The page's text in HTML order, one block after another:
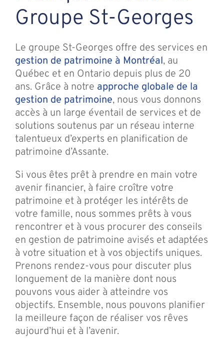
Groupe St-Georges
Le groupe St-Georges offre des services en
gestion de patrimoine à Montréal, au
Québec et en Ontario depuis plus de 20
ans. Grâce à notre approche globale de la
gestion de patrimoine, nous vous donnons
accès à un large éventail de services et de
solutions soutenus par un réseau interne
talentueux d’experts en planification de
patrimoine d’Assante.
Si vous êtes prêt à prendre en main votre
avenir financier, à faire croître votre
patrimoine et à protéger les intérêts de
votre famille, nous sommes prêts à vous
rencontrer et à vous procurer des conseils
en gestion de patrimoine avisés et adaptées
à votre situation et à vos objectifs uniques.
Prenons rendez-vous pour discuter plus
longuement de la manière dont nous
pouvons vous aider à atteindre vos
objectifs. Ensemble, nous pouvons planifier
la meilleure façon de réaliser vos rêves
aujourd’hui et à l’avenir.